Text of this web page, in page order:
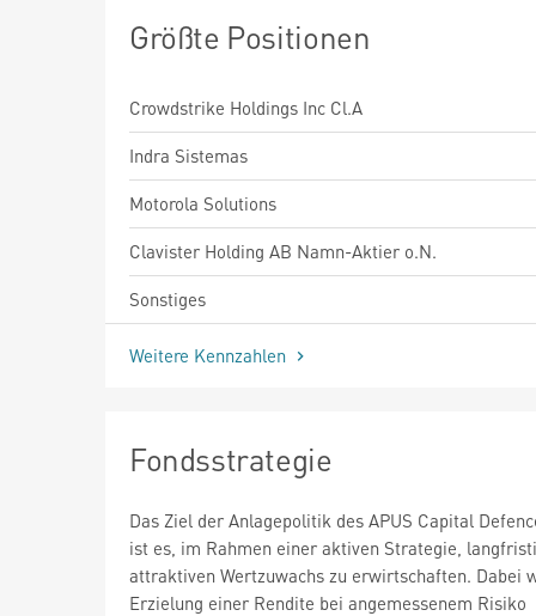
Größte Positionen
Crowdstrike Holdings Inc Cl.A
Indra Sistemas
Motorola Solutions
Clavister Holding AB Namn-Aktier o.N.
Sonstiges
Weitere Kennzahlen
Fondsstrategie
Das Ziel der Anlagepolitik des APUS Capital
ist es, im Rahmen einer aktiven Strategie,
attraktiven Wertzuwachs zu erwirtschaften. Dabei
Erzielung einer Rendite bei angemessenem Risiko